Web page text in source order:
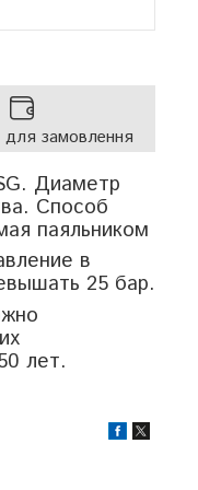
для замовлення
Диаметр
Способ
паяльником
в
25 бар.
лет.